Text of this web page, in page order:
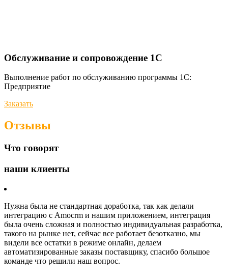
Обслуживание и сопровождение 1С
Выполнение работ по обслуживанию программы 1С:
Предприятие
Заказать
Отзывы
Что говорят
наши клиенты
Нужна была не стандартная доработка, так как делали
интеграцию с Amocrm и нашим приложением, интеграция
была очень сложная и полностью индивидуальная разработка,
такого на рынке нет, сейчас все работает безотказно, мы
видели все остатки в режиме онлайн, делаем
автоматизированные заказы поставщику, спасибо большое
команде что решили наш вопрос.